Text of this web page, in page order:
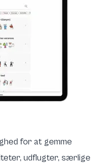
for at gemme
udflugter, særlige